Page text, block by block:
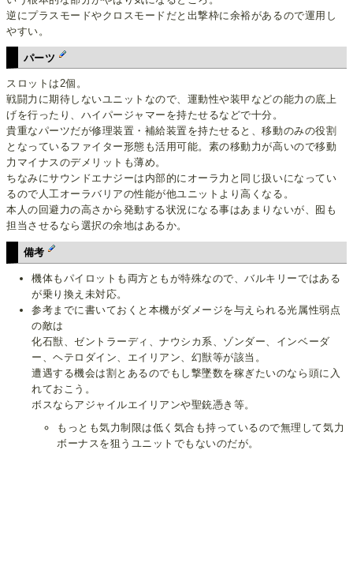
逆にプラスモードやクロスモードだと出撃枠に余裕があるので運用し
やすい。
パーツ
スロットは2個。
戦闘力に期待しないユニットなので、運動性や装甲などの能力の底上
げを行ったり、ハイパージャマーを持たせるなどで十分。
貴重なパーツだが修理装置・補給装置を持たせると、移動のみの役割
となっているファイター形態も活用可能。素の移動力が高いので移動
力マイナスのデメリットも薄め。
ちなみにサウンドエナジーは内部的にオーラ力と同じ扱いになってい
るので人工オーラバリアの性能が他ユニットより高くなる。
本人の回避力の高さから発動する状況になる事はあまりないが、囮も
担当させるなら選択の余地はあるか。
備考
機体もパイロットも両方ともが特殊なので、バルキリーではある
が乗り換え未対応。
参考までに書いておくと本機がダメージを与えられる光属性弱点
の敵は
化石獣、ゼントラーディ、ナウシカ系、ゾンダー、インベーダ
ー、ヘテロダイン、エイリアン、幻獣等が該当。
遭遇する機会は割とあるのでもし撃墜数を稼ぎたいのなら頭に入
れておこう。
ボスならアジャイルエイリアンや聖銃憑き等。
もっとも気力制限は低く気合も持っているので無理して気力
ボーナスを狙うユニットでもないのだが。